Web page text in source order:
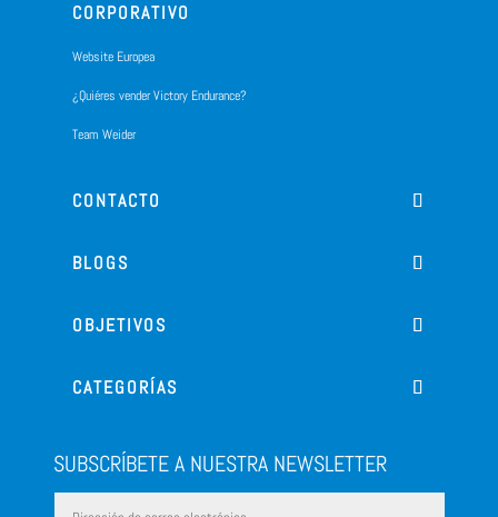
CORPORATIVO
Website Europea
¿Quiéres vender Victory Endurance?
Team Weider
CONTACTO
BLOGS
OBJETIVOS
CATEGORÍAS
SUBSCRÍBETE A NUESTRA NEWSLETTER